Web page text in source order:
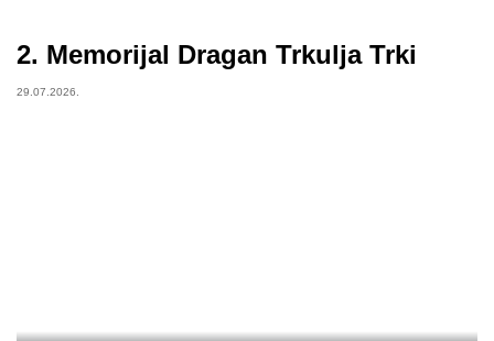
2. Memorijal Dragan Trkulja Trki
29.07.2026.